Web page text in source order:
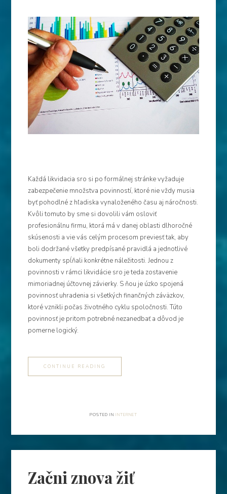
Každá likvidacia sro si po formálnej stránke vyžaduje
zabezpečenie množstva povinností, ktoré nie vždy musia
byť pohodlné z hľadiska vynaloženého času aj náročnosti.
Kvôli tomuto by sme si dovolili vám osloviť
profesionálnu firmu, ktorá má v danej oblasti dlhoročné
skúsenosti a vie vás celým procesom previesť tak, aby
boli dodržané všetky predpísané pravidlá a jednotlivé
dokumenty spĺňali konkrétne náležitosti. Jednou z
povinnosti v rámci likvidácie sro je teda zostavenie
mimoriadnej účtovnej závierky. S ňou je úzko spojená
povinnosť uhradenia si všetkých finančných záväzkov,
ktoré vznikli počas životného cyklu spoločnosti. Túto
povinnosť je pritom potrebné nezanedbať a dôvod je
pomerne logický.
CONTINUE READING
POSTED IN INTERNET
Začni znova žiť